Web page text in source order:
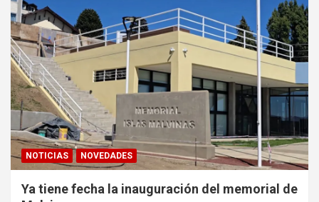
NOTICIAS NOVEDADES
Ya tiene fecha la inauguración del memorial de